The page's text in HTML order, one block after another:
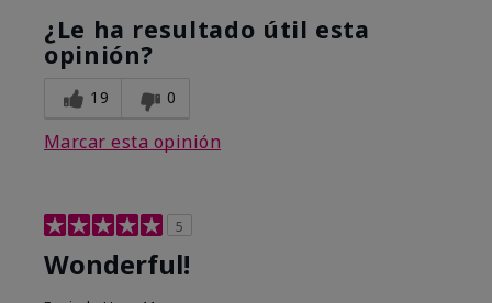
¿Le ha resultado útil esta
opinión?
19 0
Marcar esta opinión
5
Wonderful!